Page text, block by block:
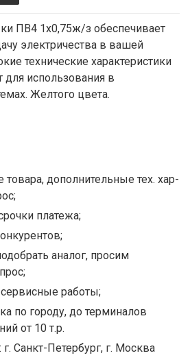
ПВ4 1х0,75ж/з обеспечивает
электричества в вашей
технические характеристики
для использования в
Желтого цвета.
товара, дополнительные тех. хар-
платежа;
аналог, просим
работы;
по городу, до терминалов
от 10 т.р.
Санкт-Петербург, г. Москва